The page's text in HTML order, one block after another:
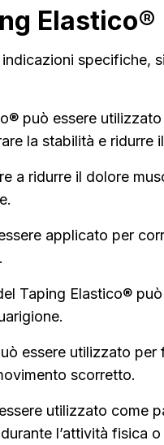
Elastico®
può essere
la stabilità e ridurre
a ridurre il dolore
applicato per
Taping Elastico®
essere utilizzato
scorretto.
utilizzato come
l’attività fisica